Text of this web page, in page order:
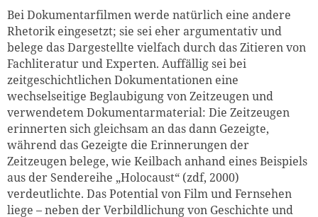
Bei Dokumentarfilmen werde natürlich eine andere
Rhetorik eingesetzt; sie sei eher argumentativ und
belege das Dargestellte vielfach durch das Zitieren von
Fachliteratur und Experten. Auffällig sei bei
zeitgeschichtlichen Dokumentationen eine
wechselseitige Beglaubigung von Zeitzeugen und
verwendetem Dokumentarmaterial: Die Zeitzeugen
erinnerten sich gleichsam an das dann Gezeigte,
während das Gezeigte die Erinnerungen der
Zeitzeugen belege, wie Keilbach anhand eines Beispiels
aus der Sendereihe „Holocaust“ (zdf, 2000)
verdeutlichte. Das Potential von Film und Fernsehen
liege – neben der Verbildlichung von Geschichte und